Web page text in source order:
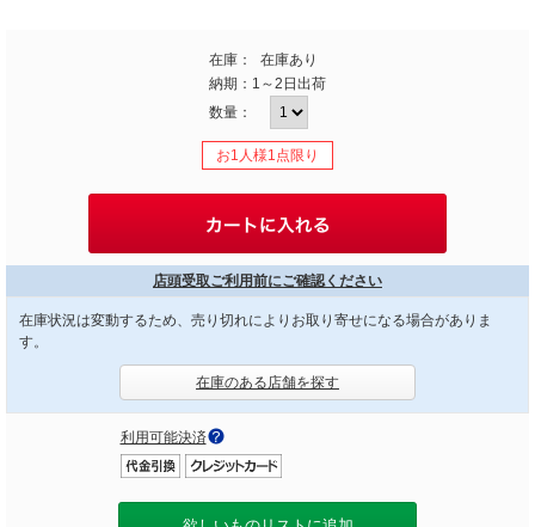
在庫：
在庫あり
納期： 1～2日出荷
数量：
お1人様1点限り
店頭受取ご利用前にご確認ください
在庫状況は変動するため、売り切れによりお取り寄せになる場合がありま
す。
在庫のある店舗を探す
利用可能決済